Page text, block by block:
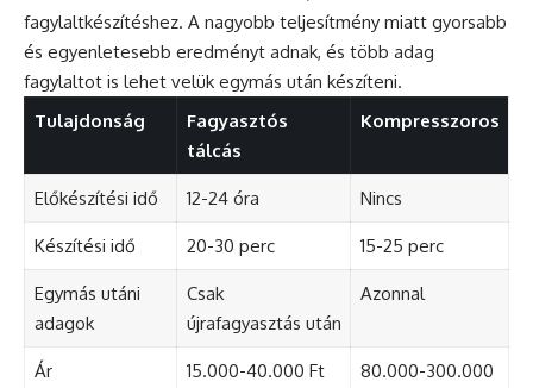
fagylaltkészítéshez. A nagyobb teljesítmény miatt gyorsabb
és egyenletesebb eredményt adnak, és több adag
fagylaltot is lehet velük egymás után készíteni.
Tulajdonság
Fagyasztós
tálcás
Kompresszoros
Előkészítési idő 12-24 óra Nincs
Készítési idő 20-30 perc 15-25 perc
Egymás utáni
adagok
Csak
újrafagyasztás után
Azonnal
Ár 15.000-40.000 Ft
80.000-300.000